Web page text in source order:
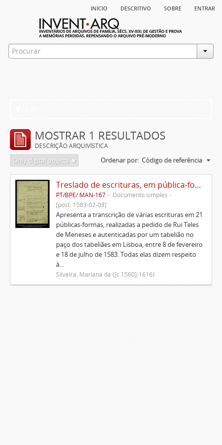
início descritivo sobre entrar
MOSTRAR 1 RESULTADOS
DESCRIÇÃO ARQUIVÍSTICA
Only digital objects Ordenar por: Código de referência
Treslado de escrituras, em pública-forma, de Rui Teles de Meneses
PT/BPE/ MAN-167
Documento simples
[post. 1583-02-08]
Apresenta a transcrição de várias escrituras em 21
públicas-formas, realizadas a pedido de Rui Teles
de Meneses e autenticadas por um tabelião no
paço dos tabeliães em Lisboa, entre 8 de fevereiro
e 18 de julho de 1583. Todas elas dizem respeito
à...
Silveira, Mariana da ([c.1560]-1616)